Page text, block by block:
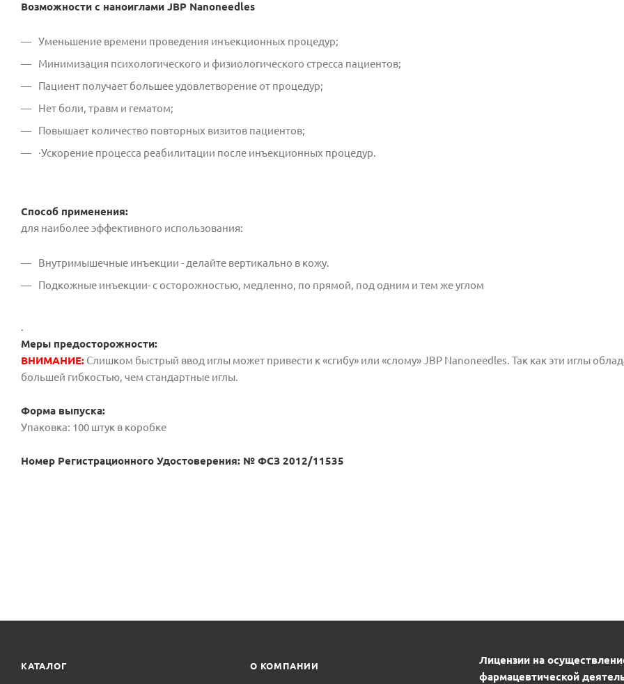
Возможности с наноиглами JBP Nanoneedles
Уменьшение времени проведения инъекционных процедур;
Минимизация психологического и физиологического стресса пациентов;
Пациент получает большее удовлетворение от процедур;
Нет боли, травм и гематом;
Повышает количество повторных визитов пациентов;
·Ускорение процесса реабилитации после инъекционных процедур.
Способ применения:
для наиболее эффективного использования:
Внутримышечные инъекции - делайте вертикально в кожу.
Подкожные инъекции- с осторожностью, медленно, по прямой, под одним и тем же углом
.
Меры предосторожности:
ВНИМАНИЕ: Слишком быстрый ввод иглы может привести к «сгибу» или «слому» JBP Nanoneedles. Так как эти иглы
большей гибкостью, чем стандартные иглы.
Форма выпуска:
Упаковка: 100 штук в коробке
Номер Регистрационного Удостоверения: № ФСЗ 2012/11535
КАТАЛОГ О КОМПАНИИ
Лицензии на
фармацевтической